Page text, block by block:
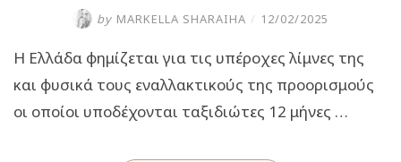
by MARKELLA SHARAIHA / 12/02/2025
Η Ελλάδα φημίζεται για τις υπέροχες λίμνες της
και φυσικά τους εναλλακτικούς της προορισμούς
οι οποίοι υποδέχονται ταξιδιώτες 12 μήνες …